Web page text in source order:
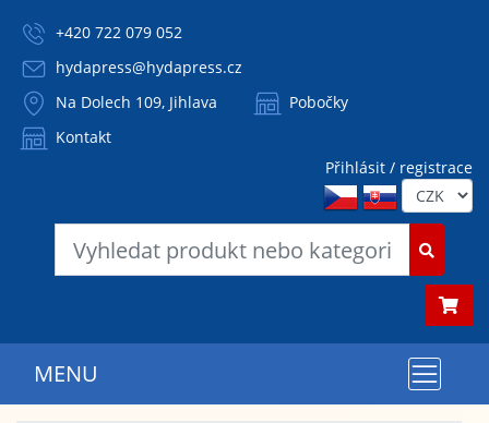
+420 722 079 052
hydapress@hydapress.cz
Na Dolech 109, Jihlava
Pobočky
Kontakt
Přihlásit / registrace
MENU